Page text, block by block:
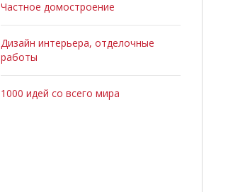
Частное домостроение
Дизайн интерьера, отделочные
работы
1000 идей со всего мира